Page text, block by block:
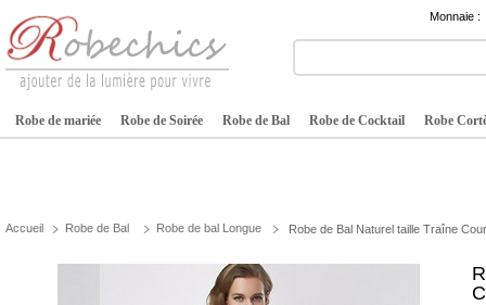
Monnaie :
Robe de mariée Robe de Soirée Robe de Bal Robe de Cocktail Robe
Accueil Robe de Bal Robe de bal Longue Robe de Bal Naturel taille Traîne